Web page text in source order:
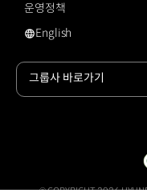
운영정책
영문 사이트로 이동
English
그룹사 바로가기